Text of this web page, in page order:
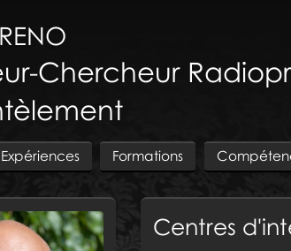
Chercheur
Expériences Formations
Centres